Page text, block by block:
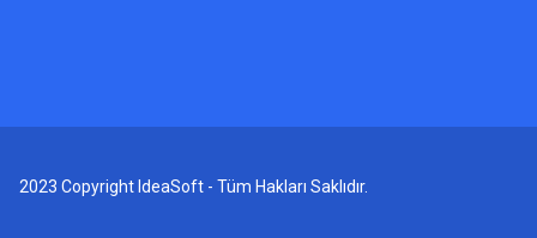
2023 Copyright IdeaSoft - Tüm Hakları Saklıdır.